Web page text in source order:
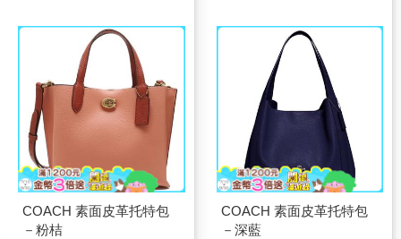
COACH 素面皮革托特包
－粉桔
COACH 素面皮革托特包
－深藍